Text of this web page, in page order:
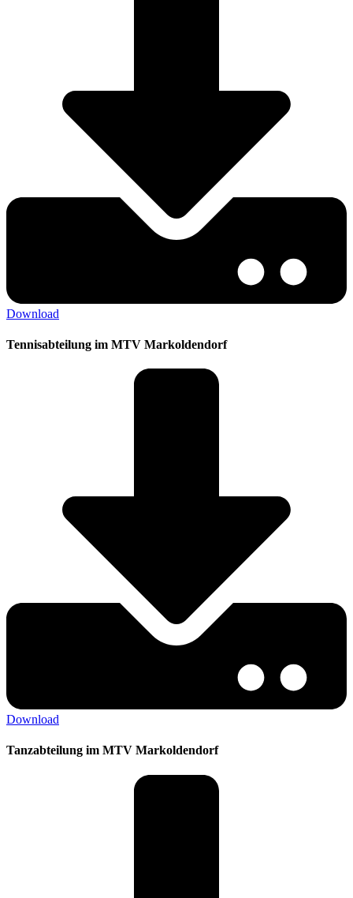
Download
Tennisabteilung im MTV Markoldendorf
Download
Tanzabteilung im MTV Markoldendorf